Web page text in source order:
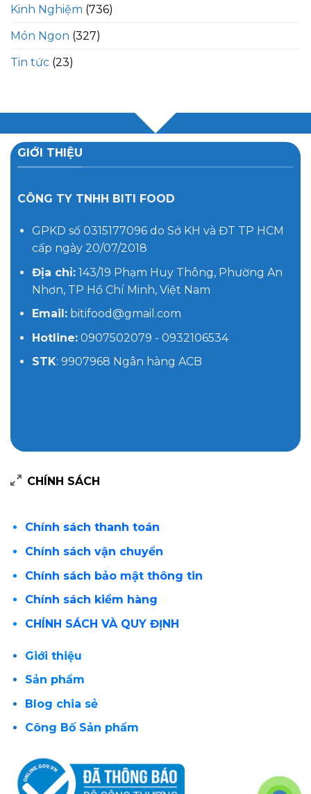
Kinh Nghiệm (736)
Món Ngon (327)
Tin tức (23)
GIỚI THIỆU
CÔNG TY TNHH BITI FOOD
GPKD số 0315177096 do Sở KH và ĐT TP HCM
cấp ngày 20/07/2018
Địa chỉ:143/19 Phạm Huy Thông, Phường An
Nhơn, TP Hồ Chí Minh, Việt Nam
Email:bitifood@gmail.com
Hotline:0907502079 - 0932106534
STK: 9907968 Ngân hàng ACB
CHÍNH SÁCH
Chính sách thanh toán
Chính sách vận chuyển
Chính sách bảo mật thông tin
Chính sách kiểm hàng
CHÍNH SÁCH VÀ QUY ĐỊNH
Giới thiệu
Sản phẩm
Blog chia sẻ
Công Bố Sản phẩm